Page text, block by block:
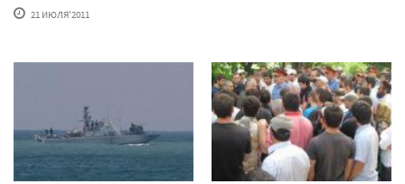
21 ИЮЛЯ'2011